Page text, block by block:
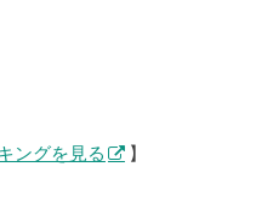
ングを見る 】